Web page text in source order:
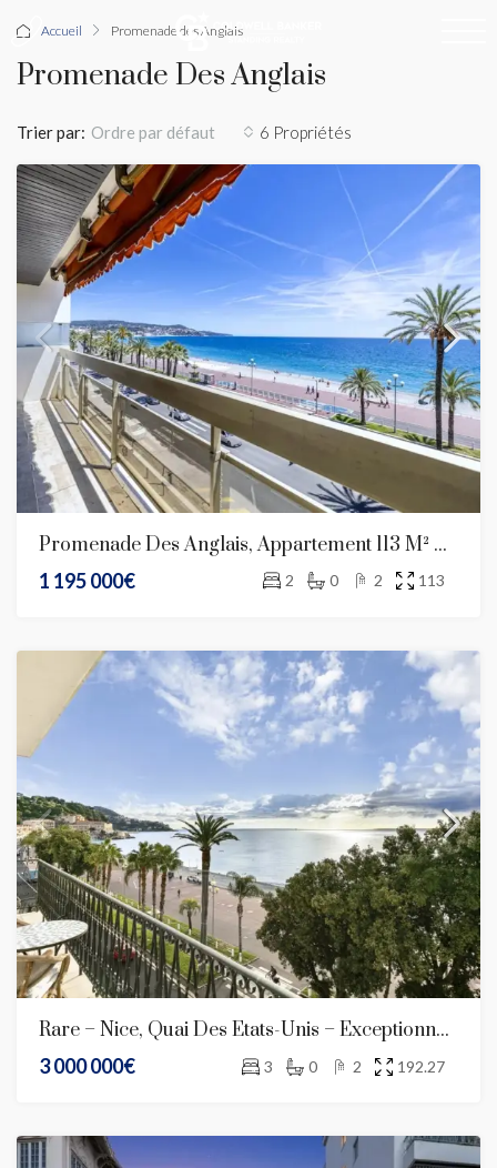
Accueil Promenade des Anglais
Promenade Des Anglais
6 Propriétés
Trier par: Ordre par défaut
Promenade Des Anglais, Appartement 113 M² Traversant Avec Terrasse Vue Mer Panoramique
1 195 000€
2 0 2 113
Rare – Nice, Quai Des États-Unis – Exceptionnel 6 Pièces 192 M² – Balcon Vue Mer Panoramique
3 000 000€
3 0 2 192.27